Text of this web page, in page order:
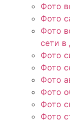
Фото
Фото
Фото
сети в
Фото
Фото
Фото
Фото
Фото
Фото